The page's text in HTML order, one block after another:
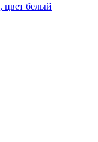
цвет белый